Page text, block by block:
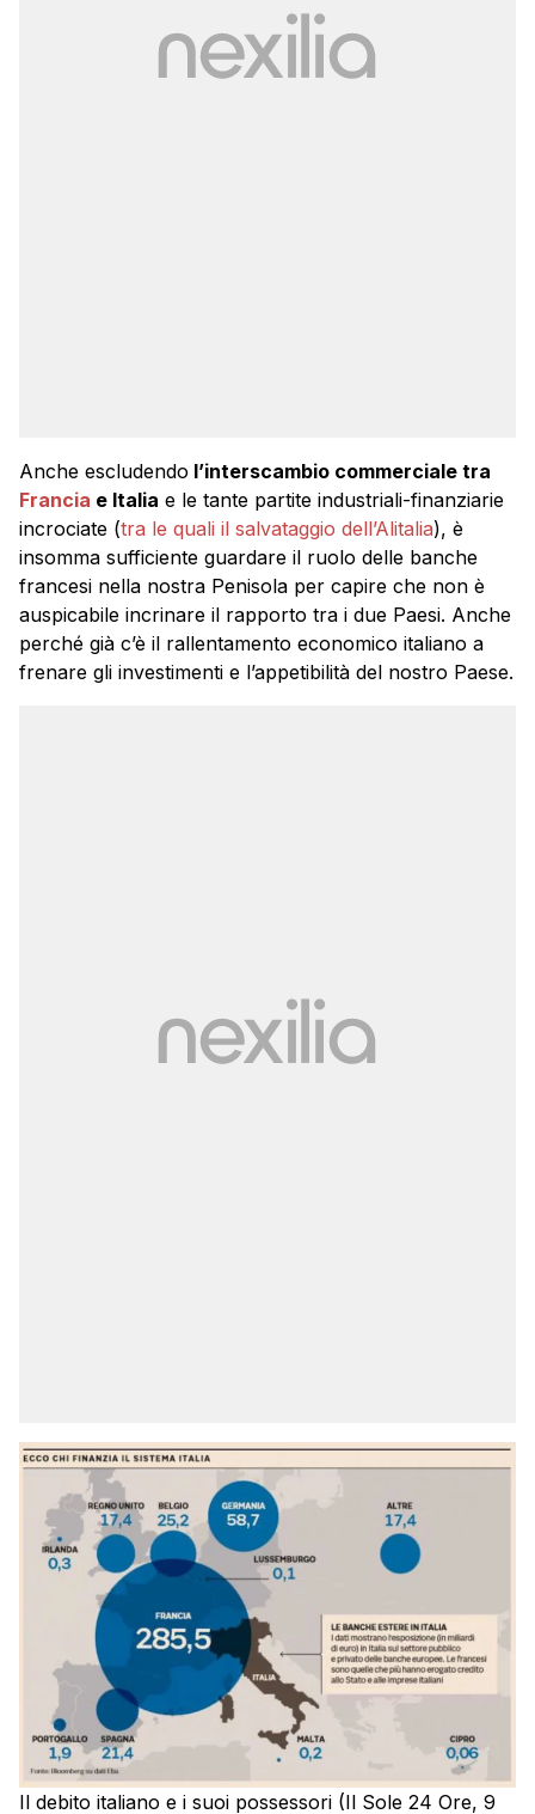
Anche escludendo l’interscambio commerciale tra
Francia e Italia e le tante partite industriali-finanziarie
incrociate (tra le quali il salvataggio dell’Alitalia), è
insomma sufficiente guardare il ruolo delle banche
francesi nella nostra Penisola per capire che non è
auspicabile incrinare il rapporto tra i due Paesi. Anche
perché già c’è il rallentamento economico italiano a
frenare gli investimenti e l’appetibilità del nostro Paese.
Il debito italiano e i suoi possessori (Il Sole 24 Ore, 9